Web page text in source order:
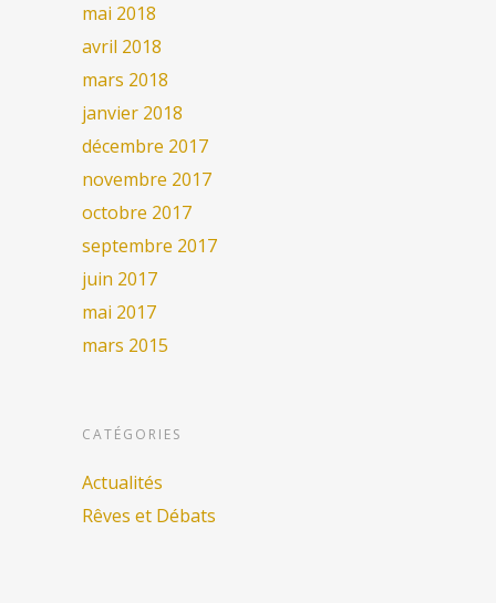
mai 2018
avril 2018
mars 2018
janvier 2018
décembre 2017
novembre 2017
octobre 2017
septembre 2017
juin 2017
mai 2017
mars 2015
CATÉGORIES
Actualités
Rêves et Débats